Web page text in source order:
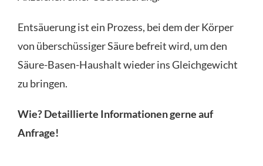
Entsäuerung ist ein Prozess, bei dem der Körper
von überschüssiger Säure befreit wird, um den
Säure-Basen-Haushalt wieder ins Gleichgewicht
zu bringen.
Wie? Detaillierte Informationen gerne auf
Anfrage!